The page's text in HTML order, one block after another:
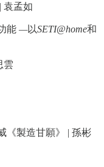
袁孟如
能 —以SETI@home和
雲
《製造甘願》 | 孫彬